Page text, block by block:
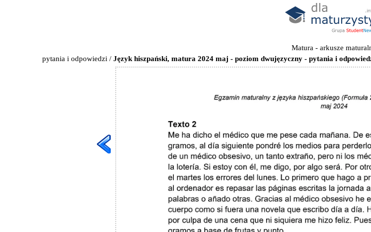
Matura - arkusze
pytania i odpowiedzi / Język hiszpański, matura 2024 maj - poziom dwujęzyczny - pytania i